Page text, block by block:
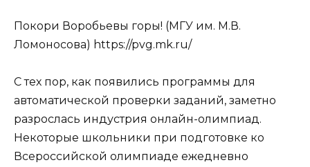
Покори Воробьевы горы! (МГУ им. М.В.
Ломоносова) https://pvg.mk.ru/
С тех пор, как появились программы для
автоматической проверки заданий, заметно
разрослась индустрия онлайн-олимпиад.
Некоторые школьники при подготовке ко
Всероссийской олимпиаде ежедневно